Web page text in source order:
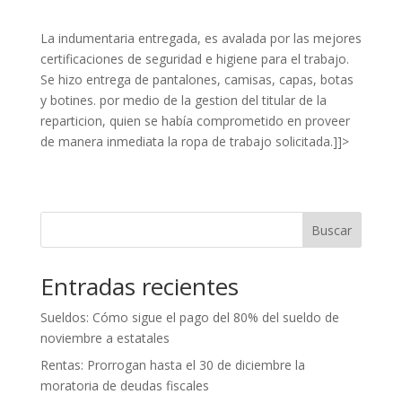
La indumentaria entregada, es avalada por las mejores
certificaciones de seguridad e higiene para el trabajo.
Se hizo entrega de pantalones, camisas, capas, botas
y botines. por medio de la gestion del titular de la
reparticion, quien se había comprometido en proveer
de manera inmediata la ropa de trabajo solicitada.]]>
Buscar
Entradas recientes
Sueldos: Cómo sigue el pago del 80% del sueldo de
noviembre a estatales
Rentas: Prorrogan hasta el 30 de diciembre la
moratoria de deudas fiscales